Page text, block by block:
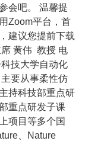
会吧。 温馨提
Zoom平台，首
建议您提前下载
黄伟 教授 电
技大学自动化
要从事柔性仿
持科技部重点研
重点研发子课
项目等多个国
、Nature